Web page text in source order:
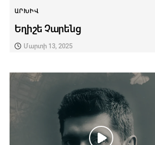
ԱՐԽԻՎ
Եղիշե Չարենց
Մարտի 13, 2025